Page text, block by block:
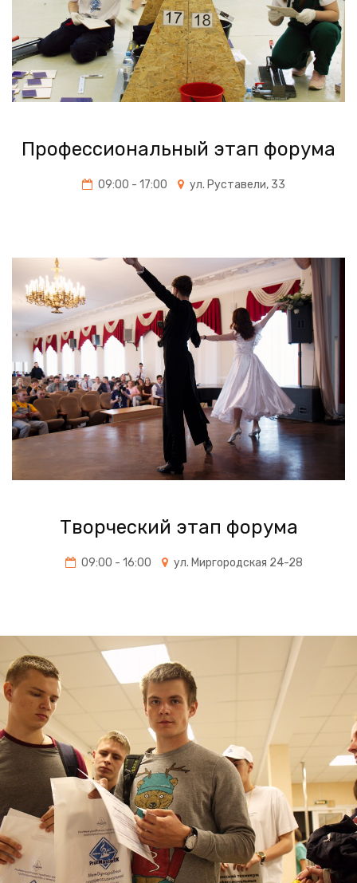
Профессиональный этап форума
09:00 - 17:00 ул. Руставели, 33
Творческий этап форума
09:00 - 16:00 ул. Миргородская 24-28